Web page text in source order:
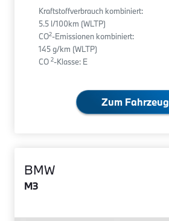
Kraftstoffverbrauch kombiniert:
5.5 l/100km (WLTP)
CO2-Emissionen kombiniert:
145 g/km (WLTP)
CO 2-Klasse: E
Zum Fahrzeug
BMW
M3